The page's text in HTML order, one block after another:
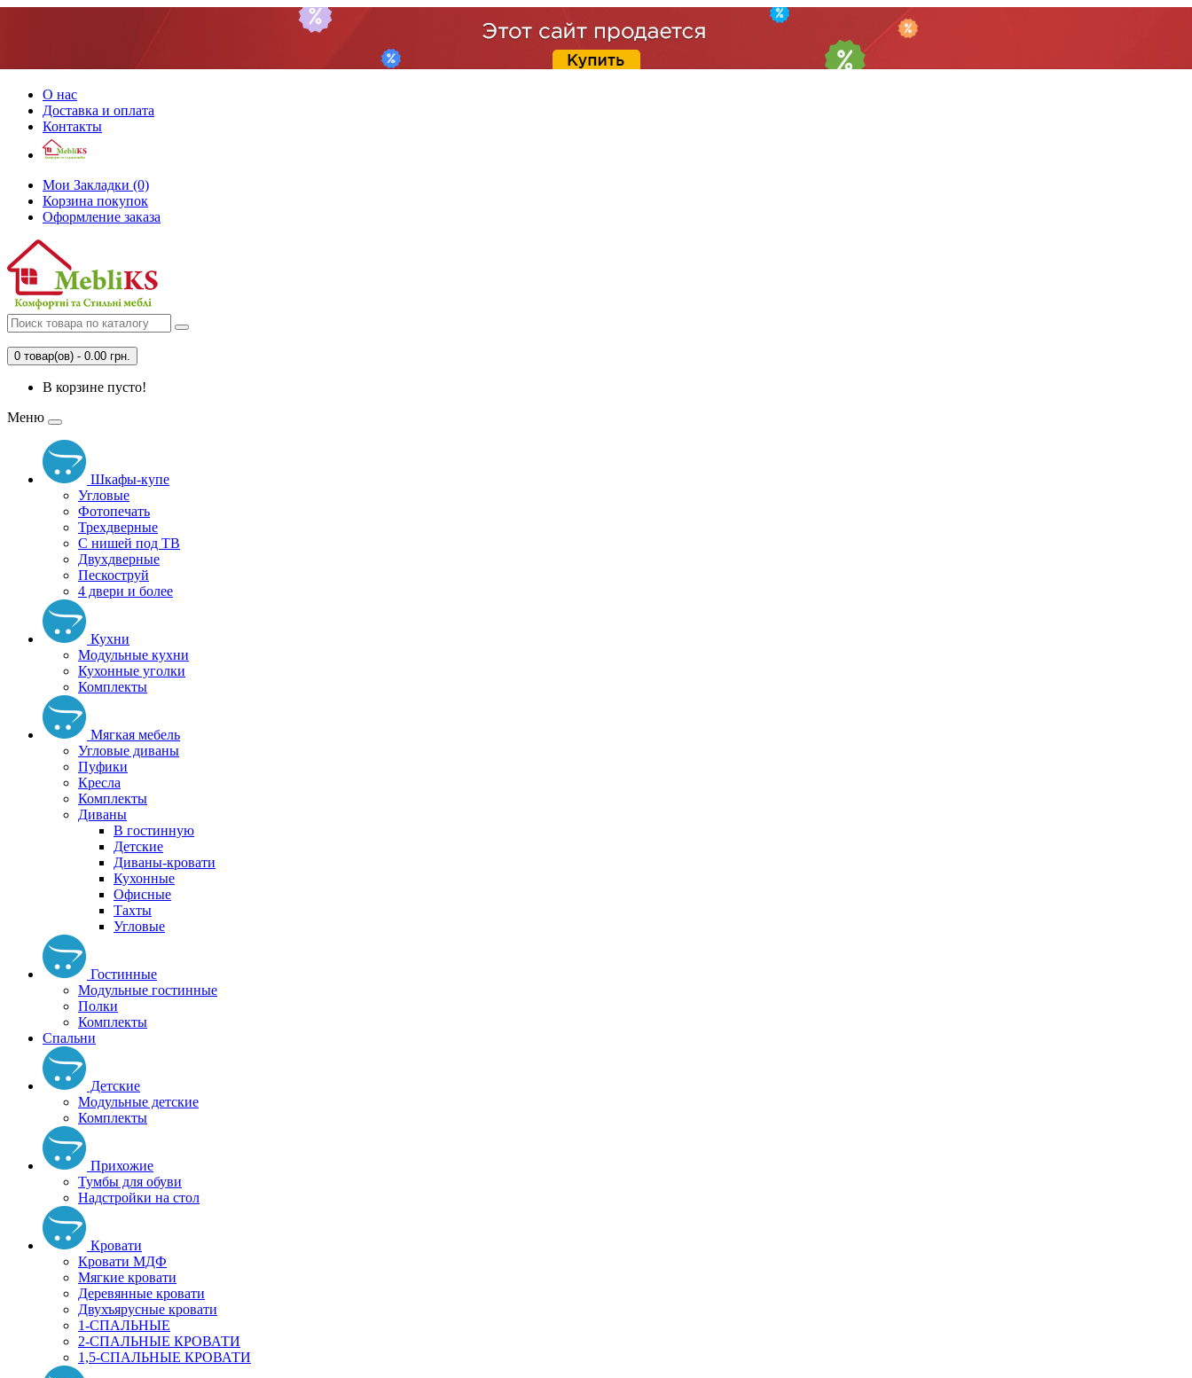
О нас
Доставка и оплата
Контакты
Мои Закладки (0)
Корзина покупок
Оформление заказа
0 товар(ов) - 0.00 грн.
В корзине пусто!
Меню
Шкафы-купе
Угловые
Фотопечать
Трехдверные
С нишей под ТВ
Двухдверные
Пескоструй
4 двери и более
Кухни
Модульные кухни
Кухонные уголки
Комплекты
Мягкая мебель
Угловые диваны
Пуфики
Кресла
Комплекты
Диваны
В гостинную
Детские
Диваны-кровати
Кухонные
Офисные
Тахты
Угловые
Гостинные
Модульные гостинные
Полки
Комплекты
Спальни
Детские
Модульные детские
Комплекты
Прихожие
Тумбы для обуви
Надстройки на стол
Кровати
Кровати МДФ
Мягкие кровати
Деревянные кровати
Двухъярусные кровати
1-СПАЛЬНЫЕ
2-СПАЛЬНЫЕ КРОВАТИ
1,5-СПАЛЬНЫЕ КРОВАТИ